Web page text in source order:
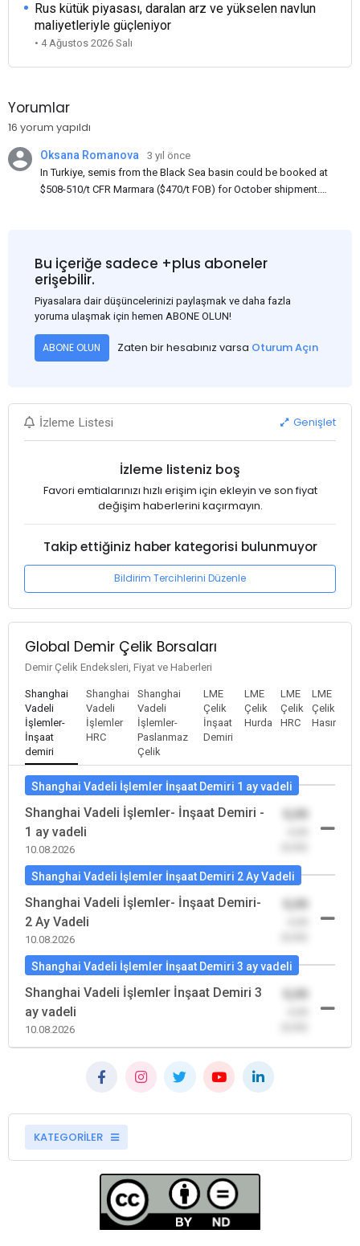
Rus kütük piyasası, daralan arz ve yükselen navlun
maliyetleriyle güçleniyor
• 4 Ağustos 2026 Salı
Yorumlar
16 yorum yapıldı
Oksana Romanova
3 yıl önce
In Turkiye, semis from the Black Sea basin could be booked at
$508-510/t CFR Marmara ($470/t FOB) for October shipment.
market. Information about sales of 15,000-20,000 t at $485/t
CFR around two weeks ago was circulating in the market, but it
could not be confirmed at the time of publication. This was a re-
export of Donbas material provided by a Russian mill.
Bu içeriğe sadece +plus aboneler
erişebilir.
Piyasalara dair düşüncelerinizi paylaşmak ve daha fazla
yoruma ulaşmak için hemen ABONE OLUN!
ABONE OLUN Zaten bir hesabınız varsa Oturum Açın
İzleme Listesi Genişlet
İzleme listeniz boş
Favori emtialarınızı hızlı erişim için ekleyin ve son fiyat
değişim haberlerini kaçırmayın.
Takip ettiğiniz haber kategorisi bulunmuyor
Bildirim Tercihlerini Düzenle
Global Demir Çelik Borsaları
Demir Çelik Endeksleri, Fiyat ve Haberleri
Shanghai
Vadeli
İşlemler-
İnşaat
demiri
Shanghai
Vadeli
İşlemler
HRC
Shanghai
Vadeli
İşlemler-
Paslanmaz
Çelik
LME
Çelik
İnşaat
Demiri
LME
Çelik
Hurda
LME
Çelik
HRC
LME
Çelik
Hasır
Shanghai Vadeli İşlemler İnşaat Demiri 1 ay vadeli
Shanghai Vadeli İşlemler- İnşaat Demiri -
1 ay vadeli
10.08.2026
Shanghai Vadeli İşlemler İnşaat Demiri 2 Ay Vadeli
Shanghai Vadeli İşlemler- İnşaat Demiri-
2 Ay Vadeli
10.08.2026
Shanghai Vadeli İşlemler İnşaat Demiri 3 ay vadeli
Shanghai Vadeli İşlemler İnşaat Demiri 3
ay vadeli
10.08.2026
KATEGORİLER